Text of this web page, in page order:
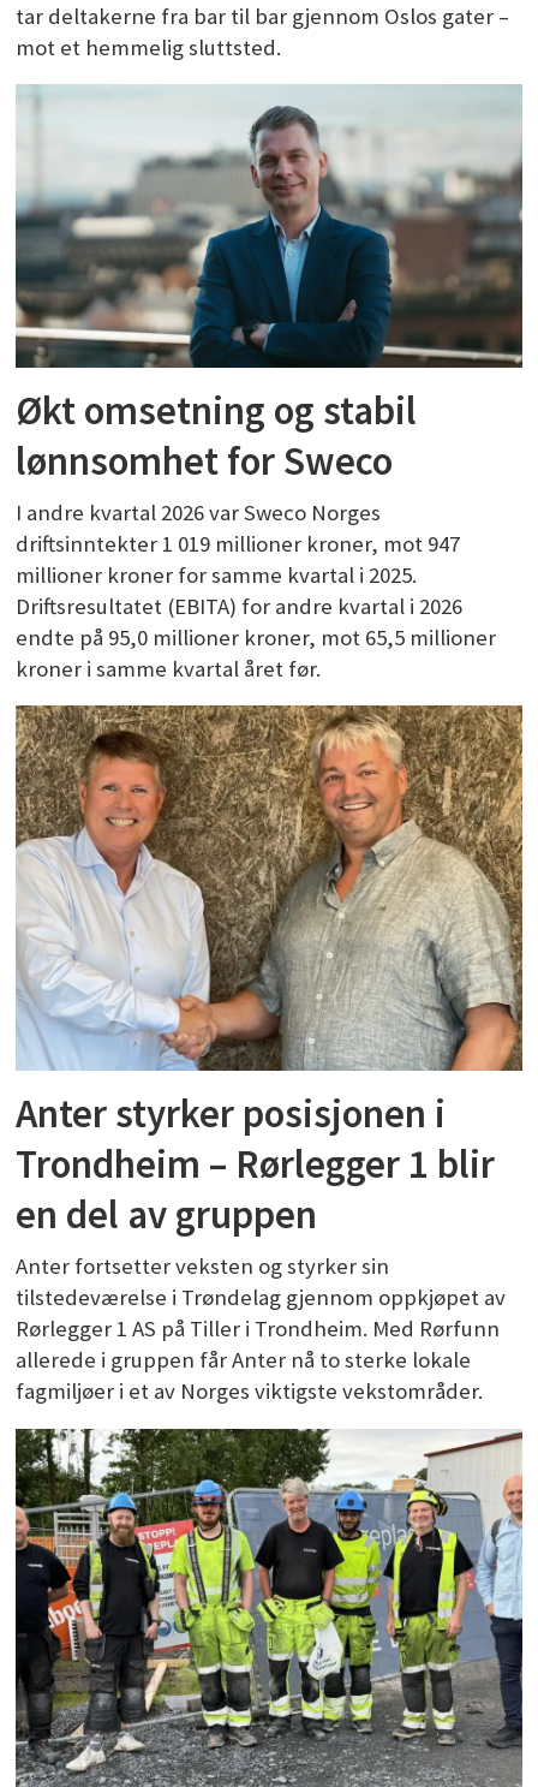
tar deltakerne fra bar til bar gjennom Oslos gater –
mot et hemmelig sluttsted.
Økt omsetning og stabil
lønnsomhet for Sweco
I andre kvartal 2026 var Sweco Norges
driftsinntekter 1 019 millioner kroner, mot 947
millioner kroner for samme kvartal i 2025.
Driftsresultatet (EBITA) for andre kvartal i 2026
endte på 95,0 millioner kroner, mot 65,5 millioner
kroner i samme kvartal året før.
Anter styrker posisjonen i
Trondheim – Rørlegger 1 blir
en del av gruppen
Anter fortsetter veksten og styrker sin
tilstedeværelse i Trøndelag gjennom oppkjøpet av
Rørlegger 1 AS på Tiller i Trondheim. Med Rørfunn
allerede i gruppen får Anter nå to sterke lokale
fagmiljøer i et av Norges viktigste vekstområder.